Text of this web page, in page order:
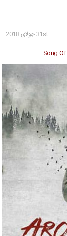
31st جولای 2018
Song Of